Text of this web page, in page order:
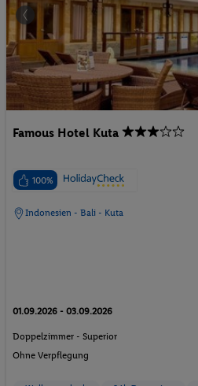
Famous Hotel Kuta
100%
Indonesien - Bali - Kuta
01.09.2026 - 03.09.2026
Doppelzimmer - Superior
Ohne Verpflegung